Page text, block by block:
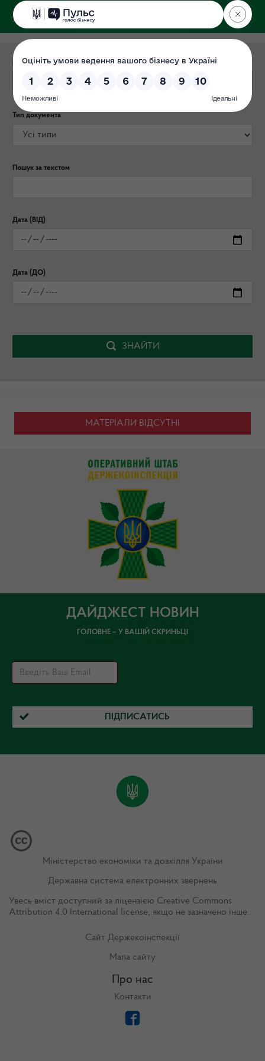
ДЕРЖЕКОІНСПЕКЦІЯ
Центрального округу
Категорія публікації
Тип документа
Пошук за текстом
Дата (ВІД)
Дата (ДО)
ЗНАЙТИ
МАТЕРІАЛИ ВІДСУТНІ
ДАЙДЖЕСТ НОВИН
ГОЛОВНЕ – У ВАШІЙ СКРИНЬЦІ
ПІДПИСАТИСЬ
Міністерство економіки та довкілля України
Державна система електронних звернень
Увесь вміст доступний за ліцензією Creative Commons
Attribution 4.0 International license, якщо не зазначено інше.
Сайт Держекоінспекції
Мапа сайту
Про нас
Контакти